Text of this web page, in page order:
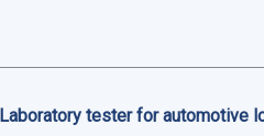
Laboratory tester for automotive